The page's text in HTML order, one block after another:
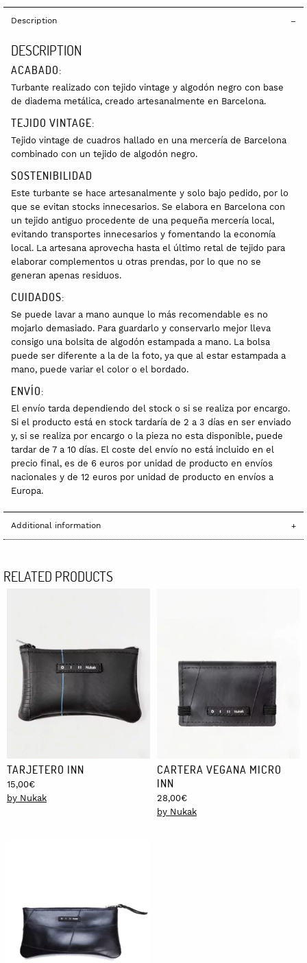
Description
DESCRIPTION
ACABADO:
Turbante realizado con tejido vintage y algodón negro con base
de diadema metálica, creado artesanalmente en Barcelona.
TEJIDO VINTAGE:
Tejido vintage de cuadros hallado en una mercería de Barcelona
combinado con un tejido de algodón negro.
SOSTENIBILIDAD
Este turbante se hace artesanalmente y solo bajo pedido, por lo
que se evitan stocks innecesarios. Se elabora en Barcelona con
un tejido antiguo procedente de una pequeña mercería local,
evitando transportes innecesarios y fomentando la economía
local. La artesana aprovecha hasta el último retal de tejido para
elaborar complementos u otras prendas, por lo que no se
generan apenas residuos.
CUIDADOS:
Se puede lavar a mano aunque lo más recomendable es no
mojarlo demasiado. Para guardarlo y conservarlo mejor lleva
consigo una bolsita de algodón estampada a mano. La bolsa
puede ser diferente a la de la foto, ya que al estar estampada a
mano, puede variar el color o el bordado.
ENVÍO:
El envío tarda dependiendo del stock o si se realiza por encargo.
Si el producto está en stock tardaría de 2 a 3 días en ser enviado
y, si se realiza por encargo o la pieza no esta disponible, puede
tardar de 7 a 10 días. El coste del envío no está incluido en el
precio final, es de 6 euros por unidad de producto en envíos
nacionales y de 12 euros por unidad de producto en envíos a
Europa.
Additional information
RELATED PRODUCTS
TARJETERO INN
15,00€
by Nukak
CARTERA VEGANA MICRO
INN
28,00€
by Nukak